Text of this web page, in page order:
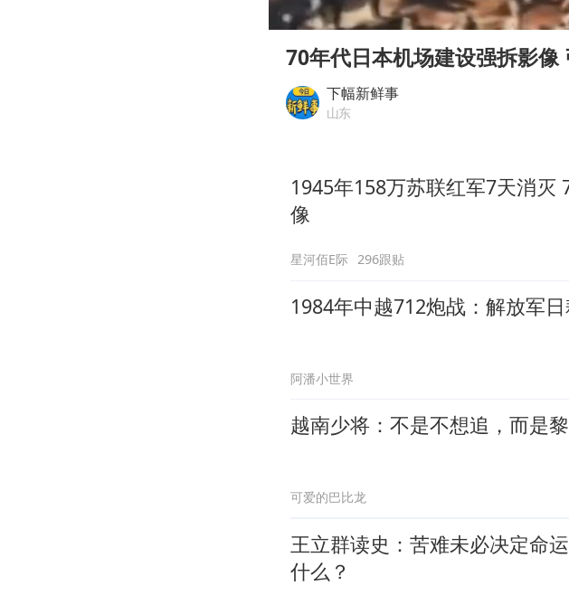
杭州全市有序停课
36岁男演员成景区
几元成本的AI广告
Play
00:00
70年代日本机场建设强拆影
下幅新鲜事
山东
1945年158万苏联红军7天消灭
像
星河佰E际 296跟贴
1984年中越712炮战：解放军
阿潘小世界
越南少将：不是不想追，而是
可爱的巴比龙
王立群读史：苦难未必决定命
什么？